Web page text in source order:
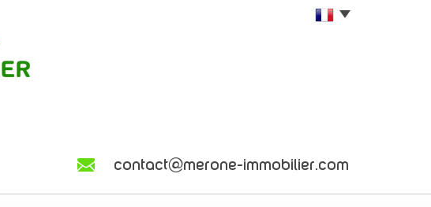
contact@merone-immobilier.com